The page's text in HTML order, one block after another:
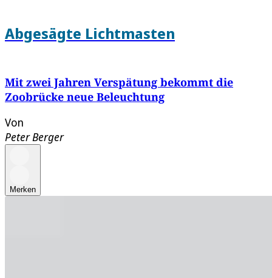
Abgesägte Lichtmasten
Mit zwei Jahren Verspätung bekommt die
Zoobrücke neue Beleuchtung
Von
Peter Berger
Merken